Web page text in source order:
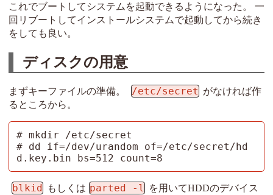
これでブートしてシステムを起動できるようになった。 一
回リブートしてインストールシステムで起動してから続き
をしても良い。
ディスクの用意
まずキーファイルの準備。 /etc/secret がなければ作
るところから。
# mkdir /etc/secret
# dd if=/dev/urandom of=/etc/secret/hd
d.key.bin bs=512 count=8
blkid もしくは parted -l
を用いてHDDのデバイス